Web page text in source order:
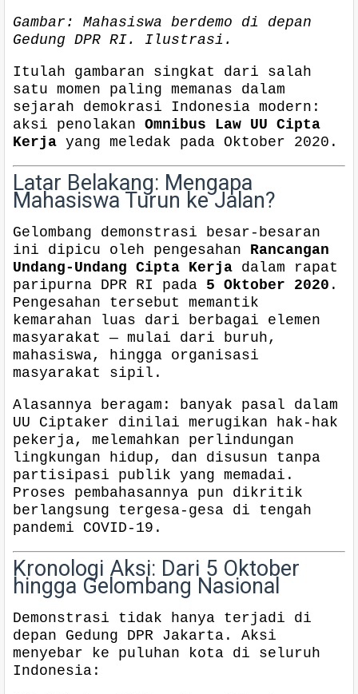
Gambar: Mahasiswa berdemo di depan
Gedung DPR RI. Ilustrasi.
Itulah gambaran singkat dari salah
satu momen paling memanas dalam
sejarah demokrasi Indonesia modern:
aksi penolakan Omnibus Law UU Cipta
Kerja yang meledak pada Oktober 2020.
Latar Belakang: Mengapa
Mahasiswa Turun ke Jalan?
Gelombang demonstrasi besar-besaran
ini dipicu oleh pengesahan Rancangan
Undang-Undang Cipta Kerja dalam rapat
paripurna DPR RI pada 5 Oktober 2020 .
Pengesahan tersebut memantik
kemarahan luas dari berbagai elemen
masyarakat — mulai dari buruh,
mahasiswa, hingga organisasi
masyarakat sipil.
Alasannya beragam: banyak pasal dalam
UU Ciptaker dinilai merugikan hak-hak
pekerja, melemahkan perlindungan
lingkungan hidup, dan disusun tanpa
partisipasi publik yang memadai.
Proses pembahasannya pun dikritik
berlangsung tergesa-gesa di tengah
pandemi COVID-19.
Kronologi Aksi: Dari 5 Oktober
hingga Gelombang Nasional
Demonstrasi tidak hanya terjadi di
depan Gedung DPR Jakarta. Aksi
menyebar ke puluhan kota di seluruh
Indonesia: